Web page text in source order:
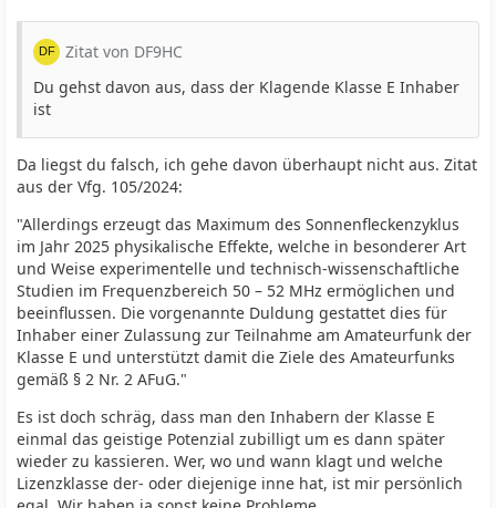
Zitat von DF9HC
Du gehst davon aus, dass der Klagende Klasse E Inhaber
ist
Da liegst du falsch, ich gehe davon überhaupt nicht aus. Zitat
aus der Vfg. 105/2024:
"Allerdings erzeugt das Maximum des Sonnenfleckenzyklus
im Jahr 2025 physikalische Effekte, welche in besonderer Art
und Weise experimentelle und technisch-wissenschaftliche
Studien im Frequenzbereich 50 – 52 MHz ermöglichen und
beeinflussen. Die vorgenannte Duldung gestattet dies für
Inhaber einer Zulassung zur Teilnahme am Amateurfunk der
Klasse E und unterstützt damit die Ziele des Amateurfunks
gemäß § 2 Nr. 2 AFuG."
Es ist doch schräg, dass man den Inhabern der Klasse E
einmal das geistige Potenzial zubilligt um es dann später
wieder zu kassieren. Wer, wo und wann klagt und welche
Lizenzklasse der- oder diejenige inne hat, ist mir persönlich